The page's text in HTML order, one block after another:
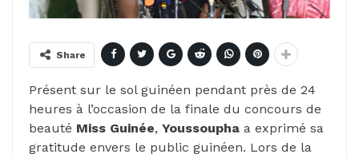
Share
Présent sur le sol guinéen pendant près de 24
heures à l’occasion de la finale du concours de
beauté Miss Guinée, Youssoupha a exprimé sa
gratitude envers le public guinéen. Lors de la